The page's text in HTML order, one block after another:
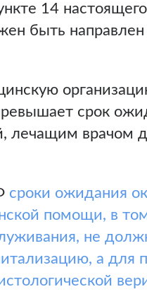
14
быть
срок
лечащим врачом
сроки ожидания
помощи, в
не
а для